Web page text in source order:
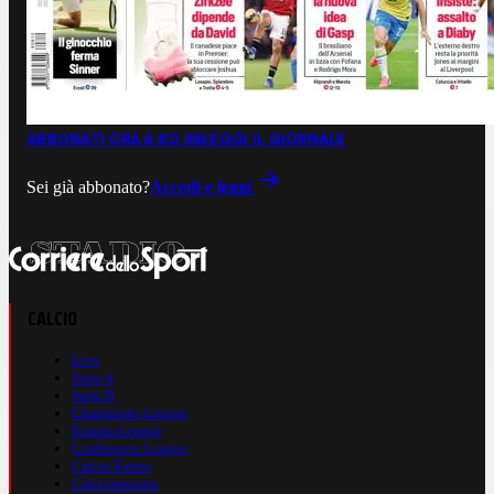
ABBONATI ORA A €0,99LEGGI IL GIORNALE
Sei già abbonato?Accedi e leggi
Live
Serie A
Serie B
Champions League
Europa League
Conference League
Calcio Estero
Calciomercato